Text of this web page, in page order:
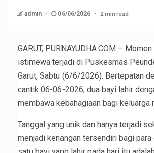
admin 06/06/2026 2 min read
GARUT, PURNAYUDHA.COM –
istimewa terjadi di Puskesmas
Garut, Sabtu (6/6/2026). Bertepatan
cantik 06-06-2026, dua bayi lahir
membawa kebahagiaan bagi keluarga
Tanggal yang unik dan hanya terjadi
menjadi kenangan tersendiri bagi para